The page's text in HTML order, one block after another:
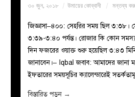
৩০ জুন, ২০১৮ উমায়ের কোব্বাদী মন্তব্য
জিজ্ঞাসা–৪০০: সেহরির সময় ছিল ৩:৩৮।
৩:৩৯-৩:৪০ পর্যন্ত। রোজার কি কোন
দিন ফজরের ওয়াক্ত শুরু হয়েছিল ৩:৪৩
জানাবেন।– Iqbal জবাব: আমাদের জানা
ইফতারের সময়সূচির ক্যালেন্ডারেই
বিস্তারিত পড়ুন →